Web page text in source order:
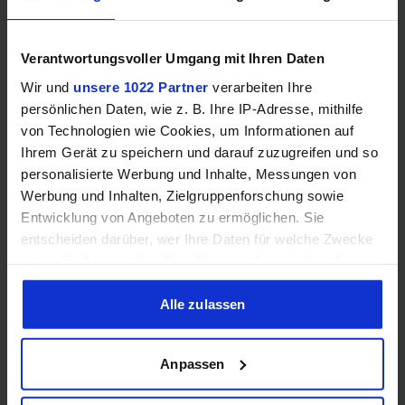
Verantwortungsvoller Umgang mit Ihren Daten
Wir und unsere 1022 Partner verarbeiten Ihre
persönlichen Daten, wie z. B. Ihre IP-Adresse, mithilfe
von Technologien wie Cookies, um Informationen auf
Ihrem Gerät zu speichern und darauf zuzugreifen und so
personalisierte Werbung und Inhalte, Messungen von
Werbung und Inhalten, Zielgruppenforschung sowie
Entwicklung von Angeboten zu ermöglichen. Sie
entscheiden darüber, wer Ihre Daten für welche Zwecke
Cookie-Erklärung oder durch Klicken auf das Privacy
Trigger Symbol ändern oder widerrufen
Informationen über Ihre geografische Lage erfassen,
welche bis auf einige Meter genau sein können
Alle zulassen
Anpassen
GEWINNSPIEL
Gewinne einen MSI Gaming PC mit RTX 5070
Ti!!
Bis zum 21. August hast du die Chance, bei unserem
Gewinnspiel einen MSI Gaming-PC zu gewinnen. Die